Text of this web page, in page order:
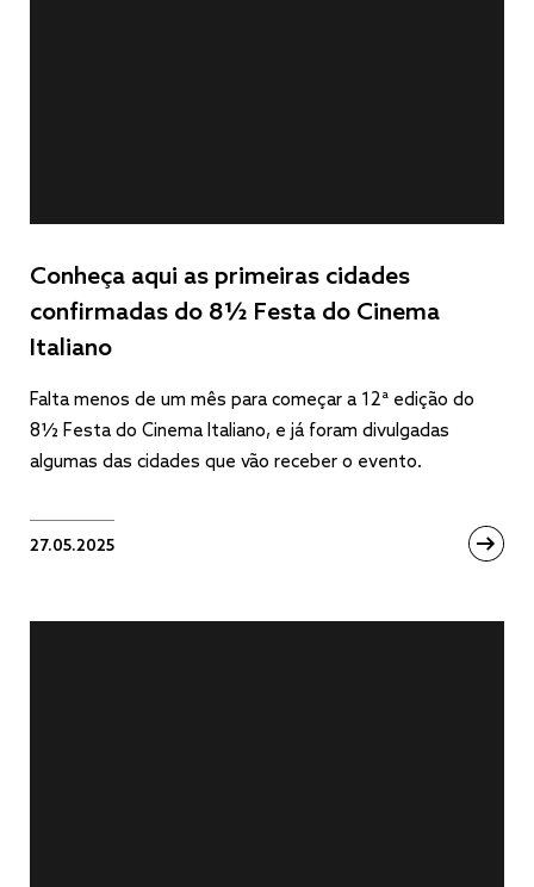
Conheça aqui as primeiras cidades
confirmadas do 8½ Festa do Cinema
Italiano
Falta menos de um mês para começar a 12ª edição do
8½ Festa do Cinema Italiano, e já foram divulgadas
algumas das cidades que vão receber o evento.
27.05.2025